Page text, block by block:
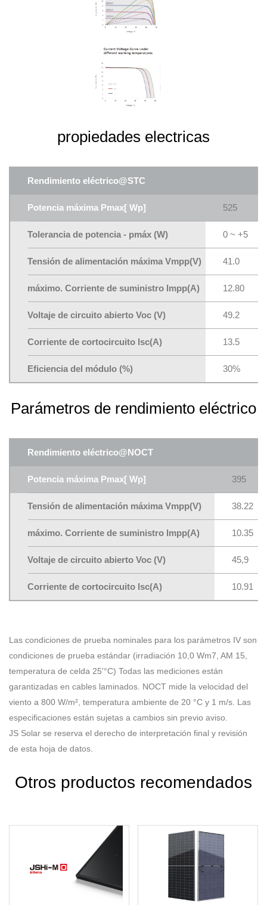
propiedades electricas
Rendimiento eléctrico@STC
Potencia máxima Pmax[ Wp] 525
Tolerancia de potencia - pmáx (W) 0 ~ +5
Tensión de alimentación máxima Vmpp(V) 41.0
máximo. Corriente de suministro lmpp(A) 12.80
Voltaje de circuito abierto Voc (V) 49.2
Corriente de cortocircuito lsc(A) 13.5
Eficiencia del módulo (%) 30%
Parámetros de rendimiento eléctrico
Rendimiento eléctrico@NOCT
Potencia máxima Pmax[ Wp] 395
Tensión de alimentación máxima Vmpp(V) 38.22
máximo. Corriente de suministro lmpp(A) 10.35
Voltaje de circuito abierto Voc (V) 45,9
Corriente de cortocircuito lsc(A) 10.91
Las condiciones de prueba nominales para los parámetros IV son
condiciones de prueba estándar (irradiación 10,0 Wm7, AM 15,
temperatura de celda 25'°C) Todas las mediciones están
garantizadas en cables laminados. NOCT mide la velocidad del
viento a 800 W/m², temperatura ambiente de 20 °C y 1 m/s. Las
especificaciones están sujetas a cambios sin previo aviso.
JS Solar se reserva el derecho de interpretación final y revisión
de esta hoja de datos.
Otros productos recomendados